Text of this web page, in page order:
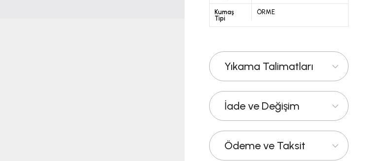
Kumaş
Tipi
ÖRME
Yıkama Talimatları
İade ve Değişim
Ödeme ve Taksit